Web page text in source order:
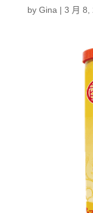
by Gina | 3 月 8,